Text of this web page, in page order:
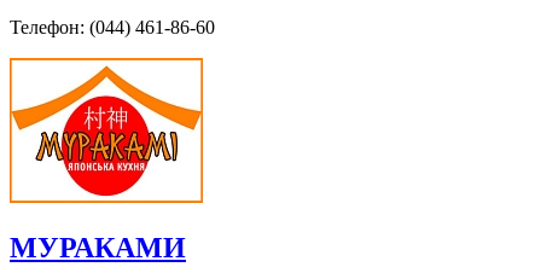
Телефон: (044) 461-86-60
МУРАКАМИ